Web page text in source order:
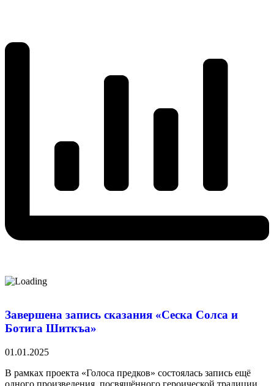
Завершена запись сказания «Сеска Солса и
Ботига Шиткъа»
01.01.2025
В рамках проекта «Голоса предков» состоялась запись ещё
одного произведения, посвящённого героической традиции,